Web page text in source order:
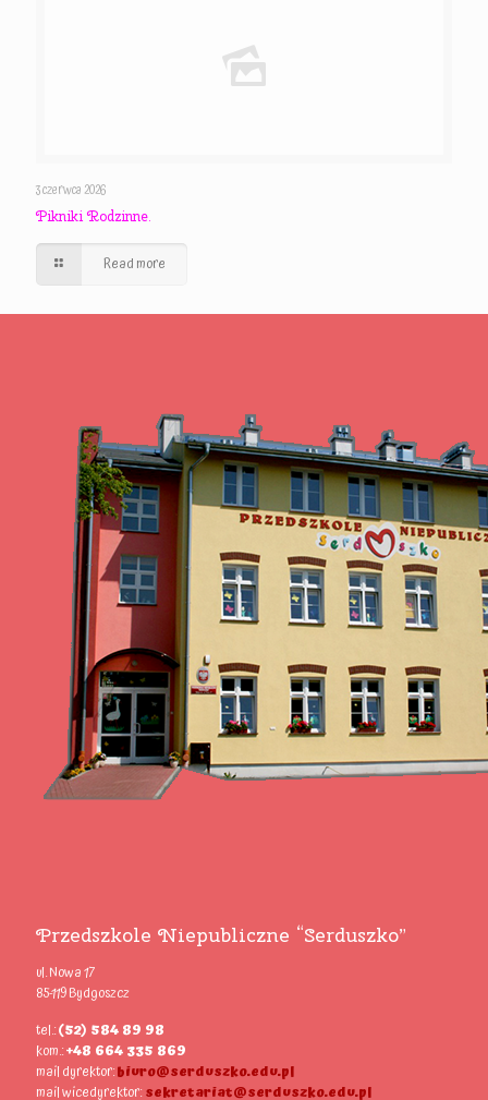
3 czerwca 2026
Pikniki Rodzinne.
Read more
Przedszkole Niepubliczne “Serduszko”
ul. Nowa 17
85-119 Bydgoszcz
tel.:(52) 584 89 98
kom.:+48 664 335 869
mail dyrektor:biuro@serduszko.edu.pl
mail wicedyrektor:sekretariat@serduszko.edu.pl